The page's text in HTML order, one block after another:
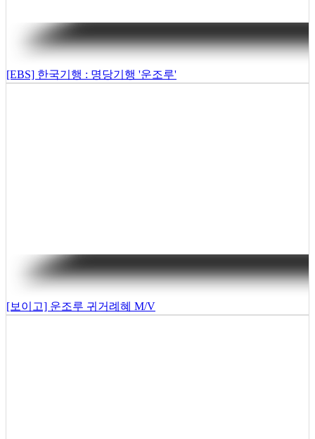
[EBS] 한국기행 : 명당기행 '운조루'
[보이고] 운조루 귀거례혜 M/V